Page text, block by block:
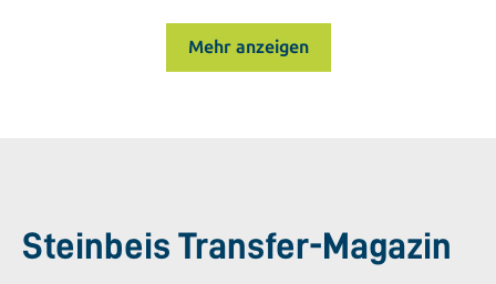
Mehr anzeigen
Steinbeis Transfer-Magazin